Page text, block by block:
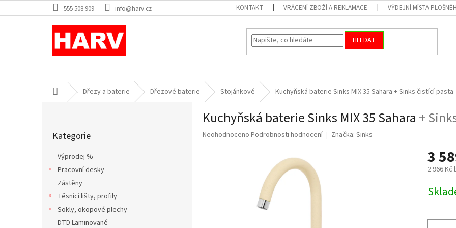
na
555 508 909 info@harv.cz KONTAKT VRÁCENÍ ZBOŽÍ A REKLAMACE VÝDEJNÍ MÍSTA
HLEDAT
Domů Dřezy a baterie Dřezové baterie Stojánkové Kuchyňská baterie Sinks MIX 35 Sahara + Sinks čistící pasta
kategorie
Kategorie
Výprodej %
Pracovní desky
Zástěny
Těsnící lišty, profily
Sokly, okopové plechy
DTD Laminované
Kuchyňská baterie Sinks MIX 35 Sahara +
Průměrné
Neohodnoceno Podrobnosti hodnocení Značka: Sinks
3
2 966 Kč
cena: